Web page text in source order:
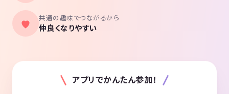
共通の趣味でつながるから
仲良くなりやすい
アプリでかんたん参加！